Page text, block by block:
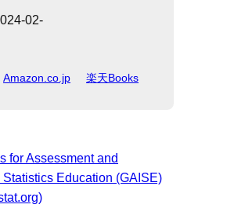
02-
Amazon.co.jp 楽天Books
for Assessment and
Statistics Education (GAISE)